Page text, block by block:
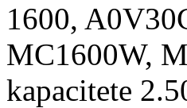
1600,
MC1600W,
kapacitete